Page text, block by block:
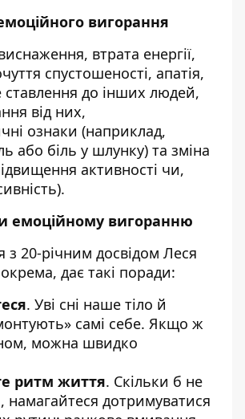
вигорання
втрата енергії,
спустошеності, апатія,
ставлення до інших людей,
від них,
ознаки (наприклад,
або біль у шлунку) та зміна
активності чи,
емоційному вигоранню
з 20-річним досвідом Леся
дає такі поради:
. Уві сні наше тіло й
самі себе. Якщо ж
можна швидко
ритм життя. Скільки б не
намагайтеся дотримуватися